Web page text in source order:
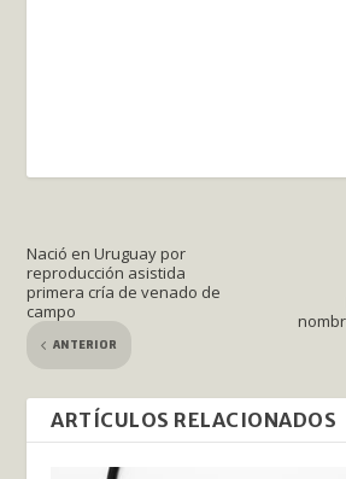
Nació en Uruguay por
reproducción asistida
primera cría de venado de
campo
ANTERIOR
ARTÍCULOS RELACIONADOS